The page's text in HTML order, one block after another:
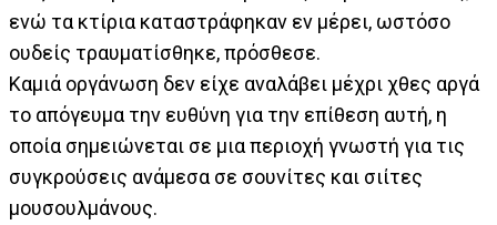
ενώ τα κτίρια καταστράφηκαν εν μέρει, ωστόσο
ουδείς τραυματίσθηκε, πρόσθεσε.
Καμιά οργάνωση δεν είχε αναλάβει μέχρι χθες αργά
το απόγευμα την ευθύνη για την επίθεση αυτή, η
οποία σημειώνεται σε μια περιοχή γνωστή για τις
συγκρούσεις ανάμεσα σε σουνίτες και σιίτες
μουσουλμάνους.